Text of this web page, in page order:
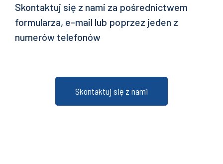
Skontaktuj się z nami za pośrednictwem
formularza, e-mail lub poprzez jeden z
numerów telefonów
Skontaktuj się z nami